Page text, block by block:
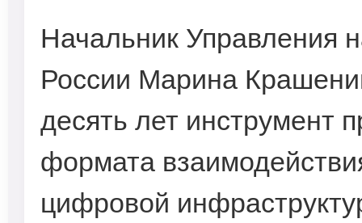
Начальник Управления
России Марина
десять лет инструмент
формата
цифровой